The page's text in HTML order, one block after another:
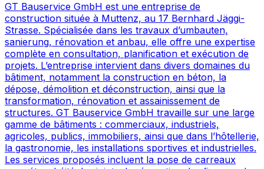
GT Bauservice GmbH est une entreprise de
construction située à Muttenz, au 17 Bernhard Jäggi-
Strasse. Spécialisée dans les travaux d’umbauten,
sanierung, rénovation et anbau, elle offre une expertise
complète en consultation, planification et exécution de
projets. L’entreprise intervient dans divers domaines du
bâtiment, notamment la construction en béton, la
dépose, démolition et déconstruction, ainsi que la
transformation, rénovation et assainissement de
structures. GT Bauservice GmbH travaille sur une large
gamme de bâtiments : commerciaux, industriels,
agricoles, publics, immobiliers, ainsi que dans l’hôtellerie,
la gastronomie, les installations sportives et industrielles.
Les services proposés incluent la pose de carreaux